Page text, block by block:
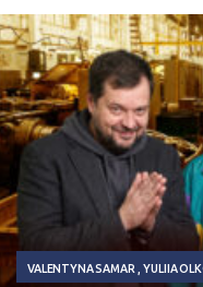
VALENTYNA SAMAR YULIIA